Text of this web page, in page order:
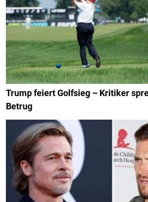
Trump feiert Golfsieg – Kritiker
Betrug